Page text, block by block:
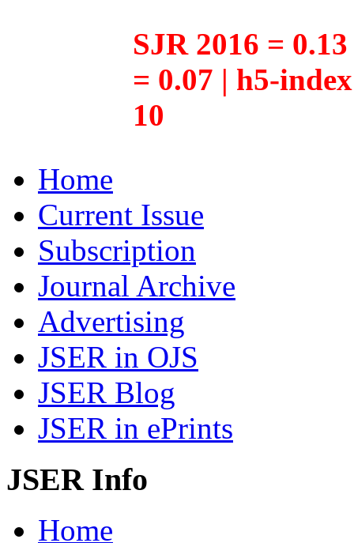
SJR 2016 =
= 0.07 | h5-
10
Home
Current Issue
Subscription
Journal Archive
Advertising
JSER in OJS
JSER Blog
JSER in ePrints
JSER Info
Home